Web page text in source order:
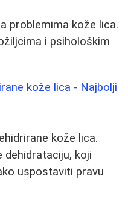
problemima kože lica.
i psihološkim
kože lica - Najbolji
kože lica.
dehidrataciju, koji
uspostaviti pravu